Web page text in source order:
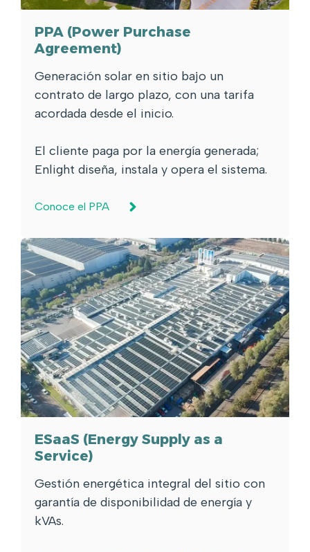
PPA (Power Purchase
Agreement)
Generación solar en sitio bajo un
contrato de largo plazo, con una tarifa
acordada desde el inicio.
El cliente paga por la energía generada;
Enlight diseña, instala y opera el sistema.
Conoce el PPA
ESaaS (Energy Supply as a
Service)
Gestión energética integral del sitio con
garantía de disponibilidad de energía y
kVAs.